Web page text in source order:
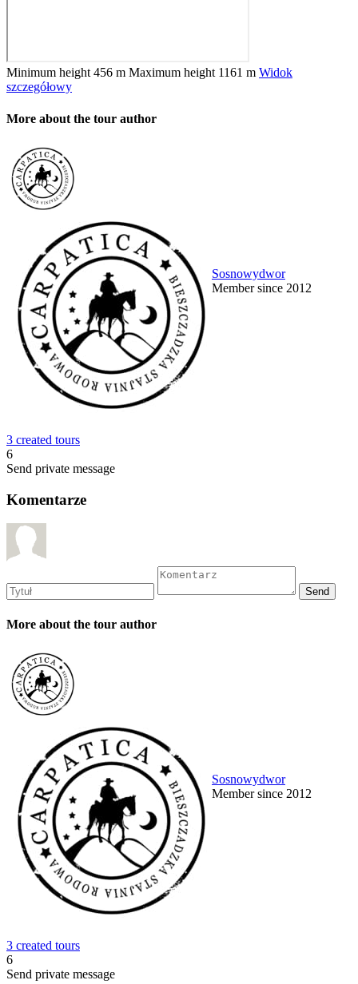
Minimum height 456 m Maximum height 1161 m Widok
szczegółowy
More about the tour author
Sosnowydwor
Member since 2012
3 created tours
6
Send private message
Komentarze
More about the tour author
Sosnowydwor
Member since 2012
3 created tours
6
Send private message